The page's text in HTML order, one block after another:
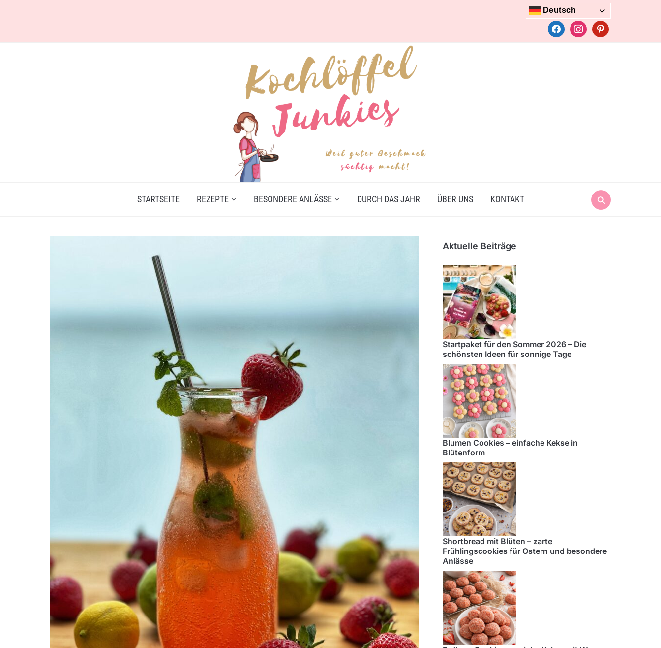
Deutsch
facebookinstagrampinterest
Search
for:
STARTSEITE REZEPTE BESONDERE ANLÄSSE DURCH DAS JAHR ÜBER UNS KONTAKT
Aktuelle Beiträge
Startpaket für den Sommer 2026 – Die
schönsten Ideen für sonnige Tage
Blumen Cookies – einfache Kekse in
Blütenform
Shortbread mit Blüten – zarte
Frühlingscookies für Ostern und besondere
Anlässe